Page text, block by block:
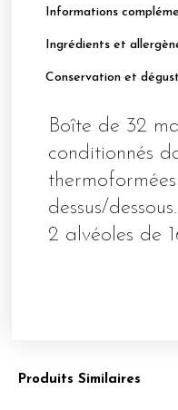
– Informations
Ingrédients et
Conservation et
Boîte de 32
conditionnés
dessus/
2 alvéoles de
Produits Similaires